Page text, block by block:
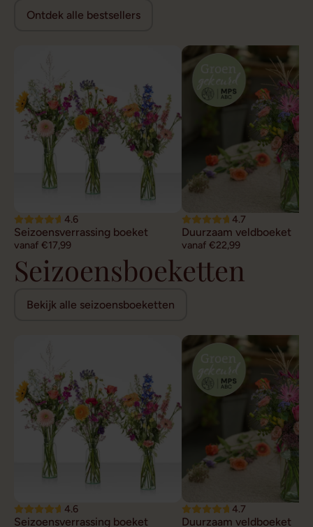
Ontdek alle bestsellers
4.6
Seizoensverrassing boeket
vanaf €17,99
4.7
Duurzaam veldboeket
vanaf €22,99
Seizoensboeketten
Bekijk alle seizoensboeketten
4.6
Seizoensverrassing boeket
4.7
Duurzaam veldboeket